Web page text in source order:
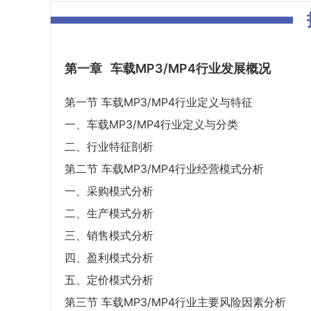
第一章 车载MP3/MP4行业发展概况
第一节 车载MP3/MP4行业定义与特征
一、车载MP3/MP4行业定义与分类
二、行业特征剖析
第二节 车载MP3/MP4行业经营模式分析
一、采购模式分析
二、生产模式分析
三、销售模式分析
四、盈利模式分析
五、定价模式分析
第三节 车载MP3/MP4行业主要风险因素分析